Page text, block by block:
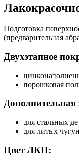
Подготовка
(предварительная
Двухэтапное
порошковая
Дополнительная
для стальных
для литых
Цвет ЛКП: